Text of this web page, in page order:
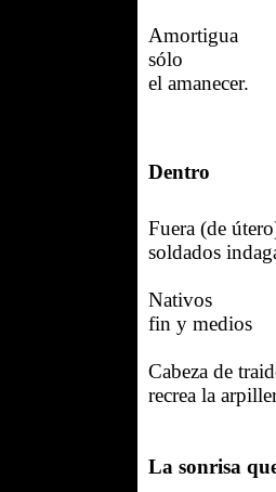
Amortigua
sólo
el amanecer.
Dentro
Fuera (de
soldados
Nativos
fin y medios
Cabeza de
recrea la
La sonrisa